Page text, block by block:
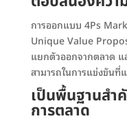
การออกแบบ 4Ps
Unique Value
แยกตัวออกจากตลาด แ
สามารถในการแข่งขันที่
เป็นพื้นฐานส
การตลาด